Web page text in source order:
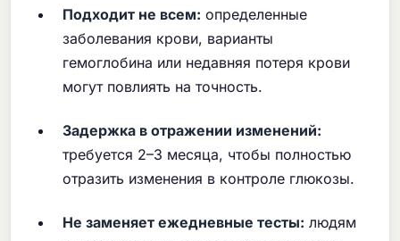
Подходит не всем: определенные
заболевания крови, варианты
гемоглобина или недавняя потеря крови
могут повлиять на точность.
Задержка в отражении изменений:
требуется 2–3 месяца, чтобы полностью
отразить изменения в контроле глюкозы.
Не заменяет ежедневные тесты: людям